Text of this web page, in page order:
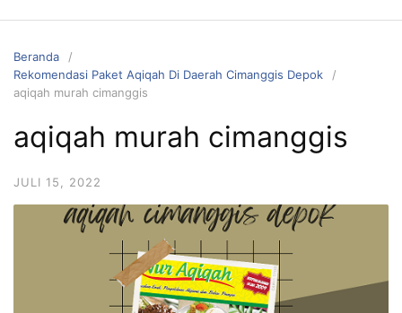
Beranda
Rekomendasi Paket Aqiqah Di Daerah Cimanggis Depok
aqiqah murah cimanggis
aqiqah murah cimanggis
JULI 15, 2022